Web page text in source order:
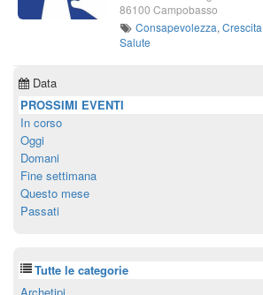
86100 Campobasso
Consapevolezza,
Salute
Data
PROSSIMI EVENTI
In corso
Oggi
Domani
Fine settimana
Questo mese
Passati
Tutte le categorie